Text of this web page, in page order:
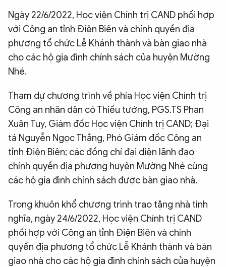
Ngày 22/6/2022, Học viện Chính trị CAND phối hợp
với Công an tỉnh Điện Biên và chính quyền địa
phương tổ chức Lễ Khánh thành và bàn giao nhà
cho các hộ gia đình chính sách của huyện Mường
Nhé.
Tham dự chương trình về phía Học viện Chính trị
Công an nhân dân có Thiếu tướng, PGS.TS Phan
Xuân Tuy, Giám đốc Học viện Chính trị CAND; Đại
tá Nguyễn Ngọc Thắng, Phó Giám đốc Công an
tỉnh Điện Biên; các đồng chí đại diện lãnh đạo
chính quyền địa phương huyện Mường Nhé cùng
các hộ gia đình chính sách được bàn giao nhà.
Trong khuôn khổ chương trình trao tặng nhà tình
nghĩa, ngày 24/6/2022, Học viện Chính trị CAND
phối hợp với Công an tỉnh Điện Biên và chính
quyền địa phương tổ chức Lễ Khánh thành và bàn
giao nhà cho các hộ gia đình chính sách của huyện